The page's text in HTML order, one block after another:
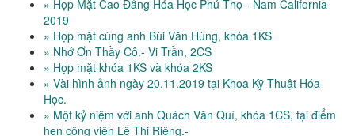
» Họp Mặt Cao Đẳng Hóa Học Phú Thọ - Nam California
2019
» Họp mặt cùng anh Bùi Văn Hùng, khóa 1KS
» Nhớ Ơn Thầy Cô.- Vi Trần, 2CS
» Họp mặt khóa 1KS và khóa 2KS
» Vài hình ảnh ngày 20.11.2019 tại Khoa Kỹ Thuật Hóa
Học.
» Một kỷ niệm với anh Quách Văn Quí, khóa 1CS, tại điểm
hẹn công viên Lê Thị Riêng.-